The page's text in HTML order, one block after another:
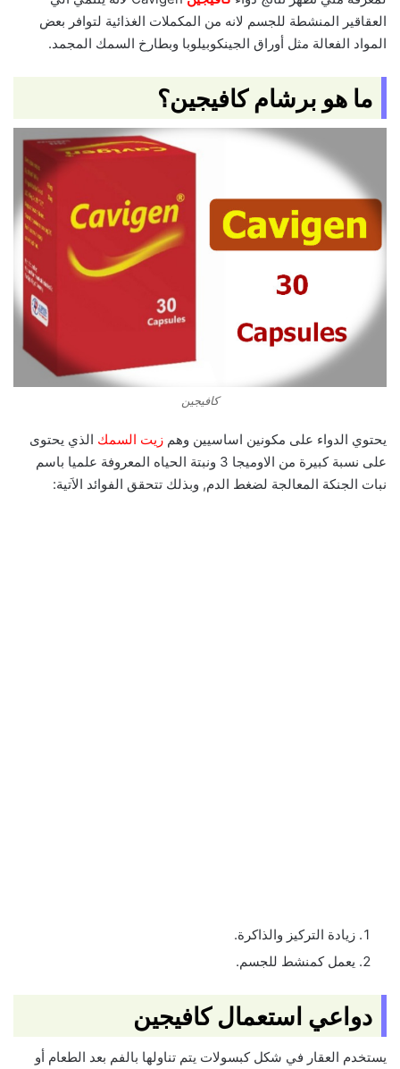
العقاقير المنشطة للجسم لانه من المكملات الغذائية لتوافر بعض
المواد الفعالة مثل أوراق الجينكوبيلوبا وبطارخ السمك المجمد.
ما هو برشام كافيجين؟
كافيجين
يحتوي الدواء على مكونين اساسيين وهم زيت السمك الذي يحتوى
على نسبة كبيرة من الاوميجا 3 ونبتة الحياه المعروفة علميا باسم
نبات الجنكة المعالجة لضغط الدم, وبذلك تتحقق الفوائد الاَتية:
زيادة التركيز والذاكرة.
يعمل كمنشط للجسم.
دواعي استعمال كافيجين
يستخدم العقار في شكل كبسولات يتم تناولها بالفم بعد الطعام أو